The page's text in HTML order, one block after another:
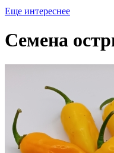
Еще интереснее
Семена